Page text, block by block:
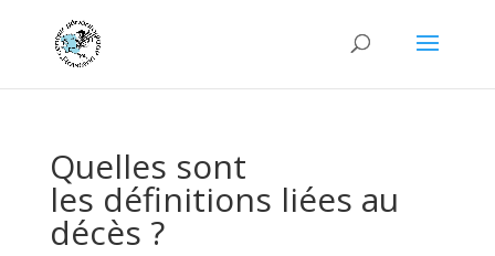
Quelles sont
les définitions liées au
décès ?